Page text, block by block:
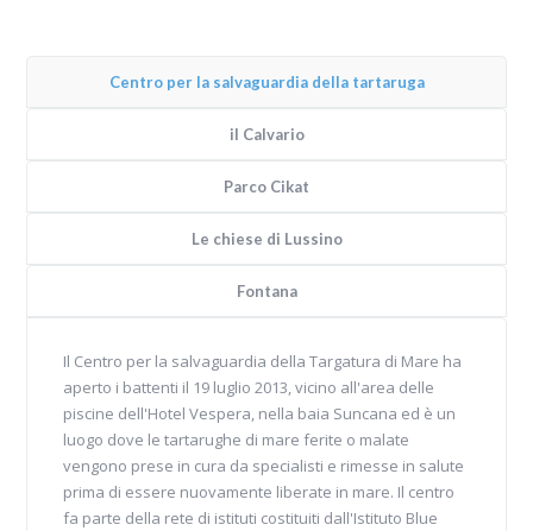
Centro per la salvaguardia della tartaruga
il Calvario
Parco Cikat
Le chiese di Lussino
Fontana
Il Centro per la salvaguardia della Targatura di Mare ha
aperto i battenti il 19 luglio 2013, vicino all'area delle
piscine dell'Hotel Vespera, nella baia Suncana ed è un
luogo dove le tartarughe di mare ferite o malate
vengono prese in cura da specialisti e rimesse in salute
prima di essere nuovamente liberate in mare. Il centro
fa parte della rete di istituti costituiti dall'Istituto Blue